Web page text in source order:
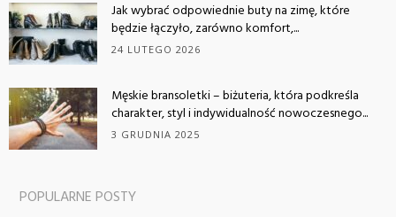
Jak wybrać odpowiednie buty na zimę, które
będzie łączyło, zarówno komfort,...
24 LUTEGO 2026
Męskie bransoletki – biżuteria, która podkreśla
charakter, styl i indywidualność nowoczesnego...
3 GRUDNIA 2025
POPULARNE POSTY